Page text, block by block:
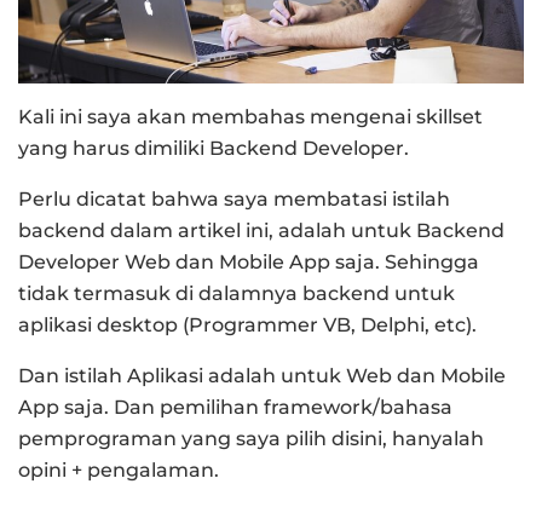
Kali ini saya akan membahas mengenai skillset
yang harus dimiliki Backend Developer.
Perlu dicatat bahwa saya membatasi istilah
backend dalam artikel ini, adalah untuk Backend
Developer Web dan Mobile App saja. Sehingga
tidak termasuk di dalamnya backend untuk
aplikasi desktop (Programmer VB, Delphi, etc).
Dan istilah Aplikasi adalah untuk Web dan Mobile
App saja. Dan pemilihan framework/bahasa
pemprograman yang saya pilih disini, hanyalah
opini + pengalaman.